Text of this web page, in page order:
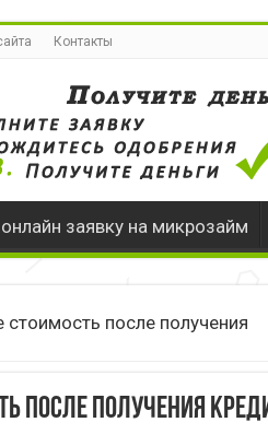
Контакты
заявку на микрозайм
стоимость после получения
после получения